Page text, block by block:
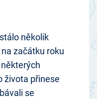
několik
začátku roku
života přinese
se